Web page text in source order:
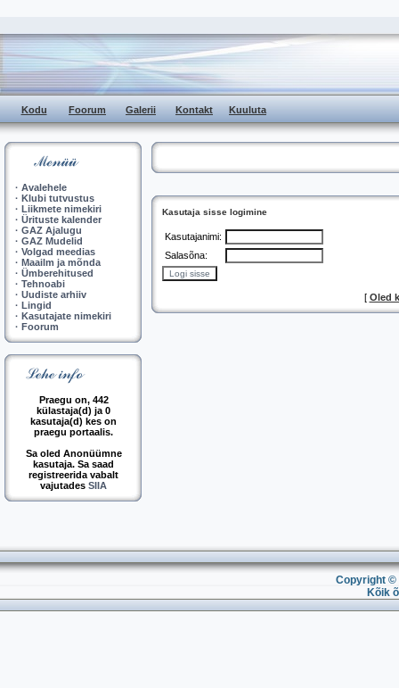
Kodu Foorum Galerii Kontakt Kuuluta
· Avalehele
· Klubi tutvustus
· Liikmete nimekiri
· Ürituste kalender
· GAZ Ajalugu
· GAZ Mudelid
· Volgad meedias
· Maailm ja mõnda
· Ümberehitused
· Tehnoabi
· Uudiste arhiiv
· Lingid
· Kasutajate nimekiri
· Foorum
Praegu on, 442
külastaja(d) ja 0
kasutaja(d) kes on
praegu portaalis.
Sa oled Anonüümne
kasutaja. Sa saad
registreerida vabalt
vajutades SIIA
Kasutaja sisse logimine
Kasutajanimi:
Salasõna:
[ Oled
Copyright ©
Kõik